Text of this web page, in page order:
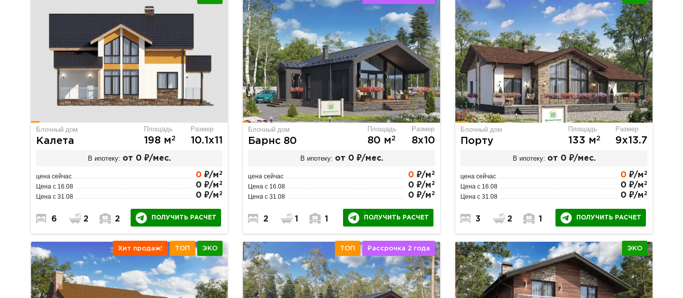
Блочный дом
Калета
Площадь
198 м2
Размер
10.1х11
В ипотеку: от 0 ₽/мес.
цена сейчас 0 ₽/м 2
Цена с 16.08 0 ₽/м 2
Цена с 31.08 0 ₽/м 2
6 2 2 ПОЛУЧИТЬ РАСЧЕТ
Блочный дом
Барнс 80
Площадь
80 м2
Размер
8х10
В ипотеку: от 0 ₽/мес.
цена сейчас 0 ₽/м 2
Цена с 16.08 0 ₽/м 2
Цена с 31.08 0 ₽/м 2
2 1 1 ПОЛУЧИТЬ РАСЧЕТ
Блочный дом
Порту
Площадь
133 м2
Размер
9х13.7
В ипотеку: от 0 ₽/мес.
цена сейчас 0 ₽/м 2
Цена с 16.08 0 ₽/м 2
Цена с 31.08 0 ₽/м 2
3 2 1 ПОЛУЧИТЬ РАСЧЕТ
Хит продаж! ТОП ЭКО ТОП Рассрочка 2 года ЭКО